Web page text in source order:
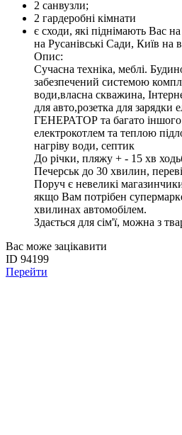
2 санвузли;
2 гардеробні кімнати
є сходи, які піднімають Вас
на Русанівські Сади, Київ на
Опис:
Сучасна техніка, меблі.
забезпечений системою
води,власна скважина,
для авто,розетка для зарядки
ГЕНЕРАТОР та багато
електрокотлем та теплою
нагріву води, септик
До річки, пляжу + - 15 хв
Печерськ до 30 хвилин,
Поруч є невеликі
якщо Вам потрібен
хвилинах автомобілем.
Здається для сім'ї, можна з
Вас може зацікавити
ID 94199
Перейти